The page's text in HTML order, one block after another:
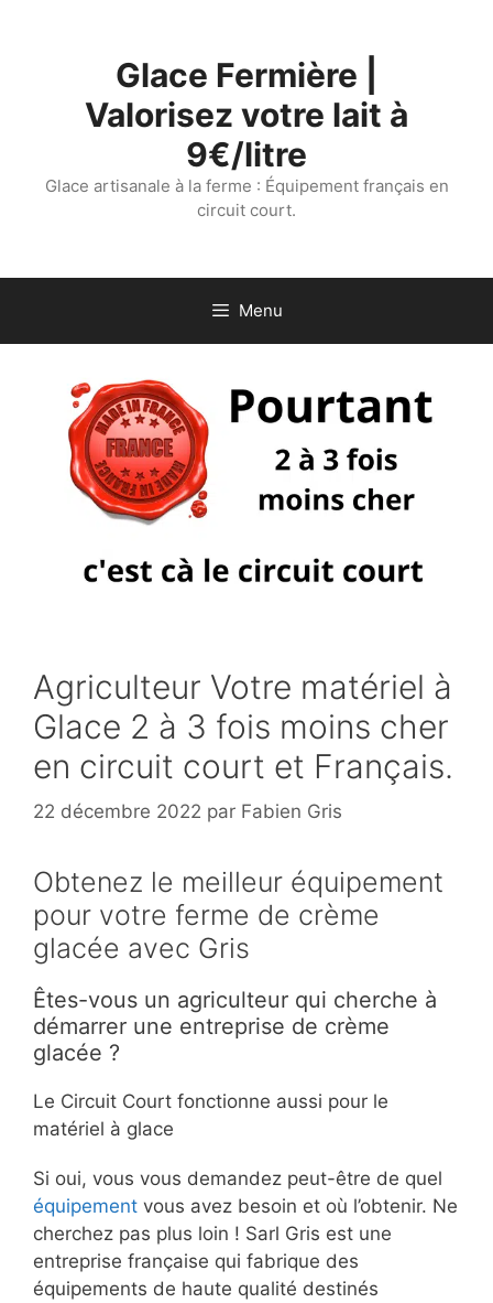
Glace Fermière |
Valorisez votre lait à
9€/litre
Glace artisanale à la ferme : Équipement français en
circuit court.
Menu
Agriculteur Votre matériel à
Glace 2 à 3 fois moins cher
en circuit court et Français.
22 décembre 2022 par Fabien Gris
Obtenez le meilleur équipement
pour votre ferme de crème
glacée avec Gris
Êtes-vous un agriculteur qui cherche à
démarrer une entreprise de crème
glacée ?
Le Circuit Court fonctionne aussi pour le
matériel à glace
Si oui, vous vous demandez peut-être de quel
équipement vous avez besoin et où l’obtenir. Ne
cherchez pas plus loin ! Sarl Gris est une
entreprise française qui fabrique des
équipements de haute qualité destinés